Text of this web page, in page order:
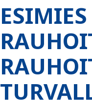
ESIMIES